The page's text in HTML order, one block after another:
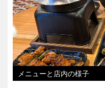
メニューと店内の様子